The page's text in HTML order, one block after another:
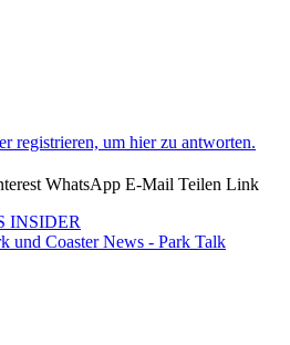
registrieren, um hier zu antworten.
WhatsApp E-Mail Teilen Link
INSIDER
und Coaster News - Park Talk